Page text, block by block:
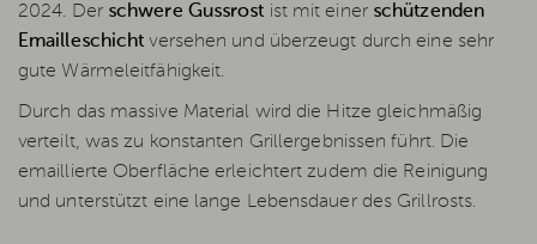
2024. Der schwere Gussrost ist mit einer schützenden
Emailleschicht versehen und überzeugt durch eine sehr
gute Wärmeleitfähigkeit.
Durch das massive Material wird die Hitze gleichmäßig
verteilt, was zu konstanten Grillergebnissen führt. Die
emaillierte Oberfläche erleichtert zudem die Reinigung
und unterstützt eine lange Lebensdauer des Grillrosts.